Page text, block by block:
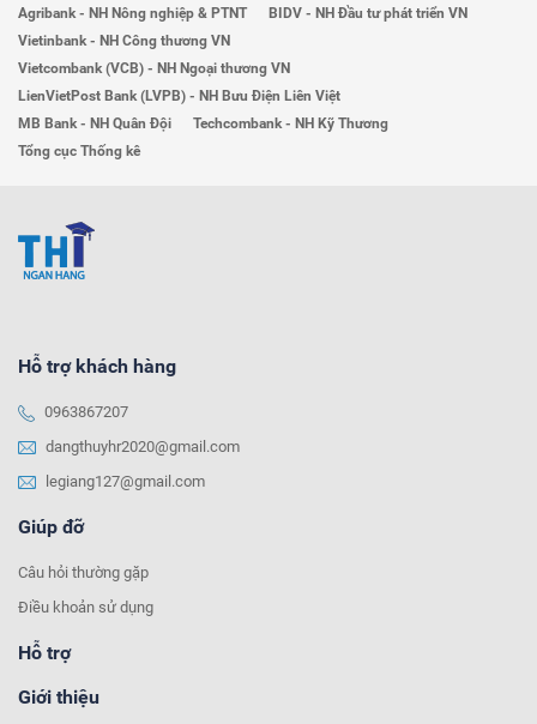
Agribank - NH Nông nghiệp & PTNT
BIDV - NH Đầu tư phát triển VN
Vietinbank - NH Công thương VN
Vietcombank (VCB) - NH Ngoại thương VN
LienVietPost Bank (LVPB) - NH Bưu Điện Liên Việt
MB Bank - NH Quân Đội
Techcombank - NH Kỹ Thương
Tổng cục Thống kê
Hỗ trợ khách hàng
0963867207
dangthuyhr2020@gmail.com
legiang127@gmail.com
Giúp đỡ
Câu hỏi thường gặp
Điều khoản sử dụng
Hỗ trợ
Giới thiệu